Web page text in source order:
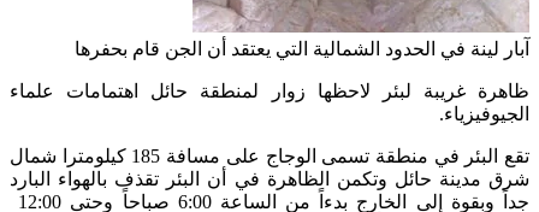
آبار لينة في الحدود الشمالية التي يعتقد أن الجن قام بحفرها
ظاهرة غريبة لبئر لاحظها زوار لمنطقة حائل اهتمامات علماء
الجيوفيزياء.
تقع البئر في منطقة تسمى الوجاج على مسافة 185 كيلومترا شمال
شرق مدينة حائل وتكمن الظاهرة في أن البئر تقذف بالهواء البارد